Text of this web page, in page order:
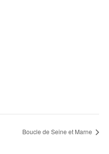
Boucle de Seine et Marne